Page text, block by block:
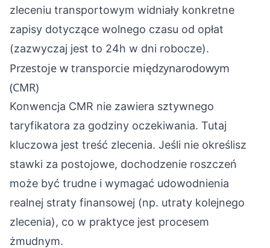
zleceniu transportowym widniały konkretne
zapisy dotyczące wolnego czasu od opłat
(zazwyczaj jest to 24h w dni robocze).
Przestoje w transporcie międzynarodowym
(CMR)
Konwencja CMR nie zawiera sztywnego
taryfikatora za godziny oczekiwania. Tutaj
kluczowa jest treść zlecenia. Jeśli nie określisz
stawki za postojowe, dochodzenie roszczeń
może być trudne i wymagać udowodnienia
realnej straty finansowej (np. utraty kolejnego
zlecenia), co w praktyce jest procesem
żmudnym.